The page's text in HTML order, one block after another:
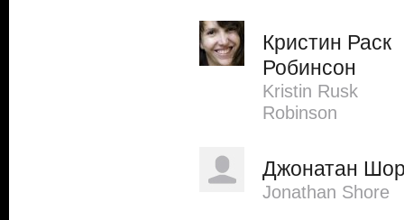
Кристин Раск
Робинсон
Kristin Rusk
Robinson
Джонатан
Jonathan Shore